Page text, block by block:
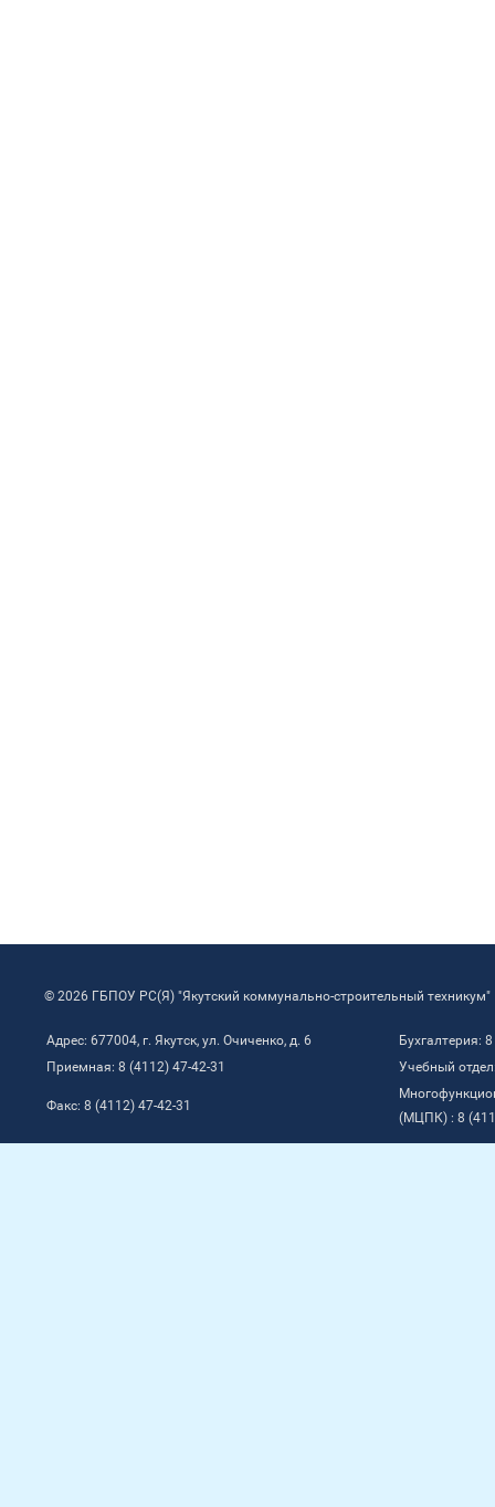
© 2026 ГБПОУ РС(Я) "Якутский коммунально-строительный техникум"
Адрес: 677004, г. Якутск, ул. Очиченко, д. 6
Бухгалтерия:
Приемная: 8 (4112) 47-42-31
Учебный
Факс: 8 (4112) 47-42-31
(МЦПК) : 8